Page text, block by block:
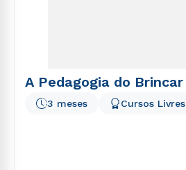
A Pedagogia do Brincar
3 meses Cursos Livres